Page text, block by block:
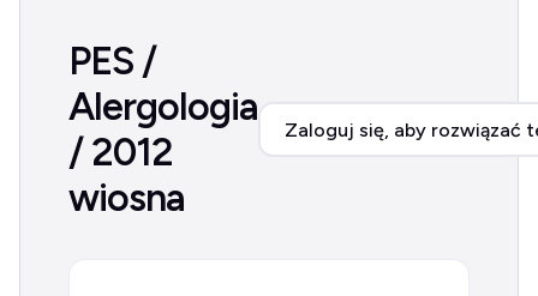
PES /
Alergologia
/ 2012
wiosna
Zaloguj się, aby rozwiązać